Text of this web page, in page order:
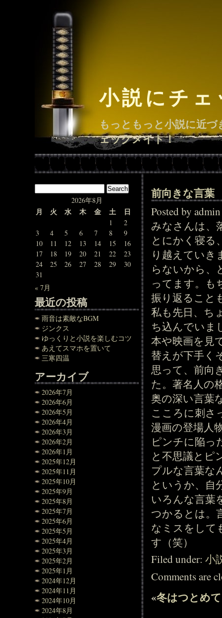
小説にチ
もっともっと小説に近
ェックメイト！
2026年8月
月 火 水 木 金 土 日
1
2
3
4 5 6 7 8
9
10
11 12 13 14 15
16
17
18 19 20 21 22
23
24
25 26 27 28 29
30
31
« 7月
最近の投稿
雨音は素敵なBGM
ジンクス
ゆっくりと小説を楽しむコツ
あえてスマホを置いて
三寒四温
アーカイブ
2026年7月
2026年6月
2026年5月
2026年4月
2026年3月
2026年2月
2026年1月
2025年12月
2025年11月
2025年10月
2025年9月
2025年8月
2025年7月
2025年6月
2025年5月
2025年4月
2025年3月
2025年2月
2025年1月
2024年12月
2024年11月
2024年10月
2024年8月
前向きな言葉
Posted by
みなさんは、
とにかく寝る
り越えていき
らないから、
ってます。も
振り返ること
私も先日、ち
ち込んでいま
本や映画を見
替えが下手く
思って、前向
た。著名人の
奥の深い言葉
こころに刺さ
漫画の登場人
ピンチに陥っ
と不思議とピ
プルな言葉な
というか、自
いろんな言葉
つかるとは。
なミスをして
す（笑）
Filed under:小
Comments are
«冬はつとめて